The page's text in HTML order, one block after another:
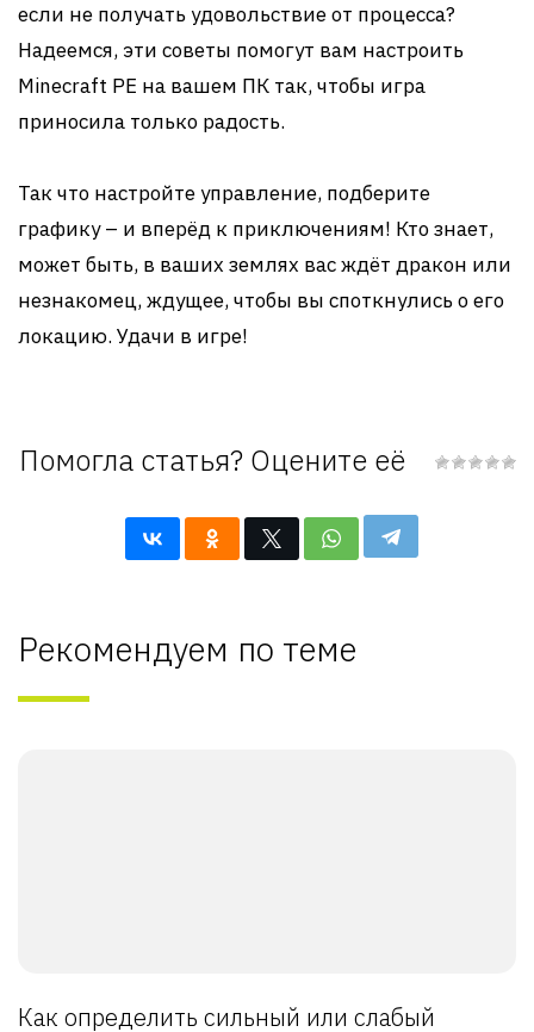
если не получать удовольствие от процесса?
Надеемся, эти советы помогут вам настроить
Minecraft PE на вашем ПК так, чтобы игра
приносила только радость.
Так что настройте управление, подберите
графику – и вперёд к приключениям! Кто знает,
может быть, в ваших землях вас ждёт дракон или
незнакомец, ждущее, чтобы вы споткнулись о его
локацию. Удачи в игре!
Помогла статья? Оцените её
Рекомендуем по теме
Как определить сильный или слабый